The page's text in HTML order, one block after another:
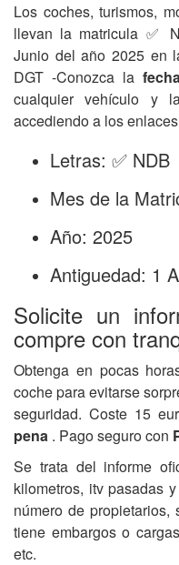
Los coches, turismos,
llevan la matricula ✅
Junio del año 2025 en
DGT -Conozca la
cualquier vehículo y
accediendo a los
Letras: ✅ NDB
Mes de la
Año: 2025
Antiguedad: 1
Solicite un
compre con
Obtenga en pocas
coche para evitarse
seguridad. Coste 15
pena . Pago seguro con
Se trata del informe
kilometros, itv pasadas
número de
tiene embargos o
etc.